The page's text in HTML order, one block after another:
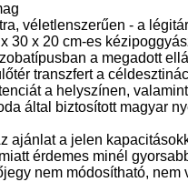
véletlenszerűen - a
30 x 20 cm-es
a megadott
transzfert a
a helyszínen,
által biztosított magyar
ajánlat a jelen
érdemes minél
nem módosítható,